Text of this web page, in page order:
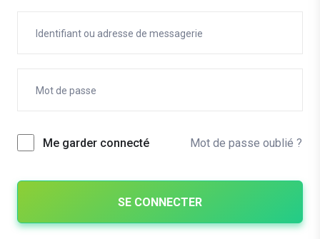
Me garder connecté Mot de passe oublié ?
SE CONNECTER